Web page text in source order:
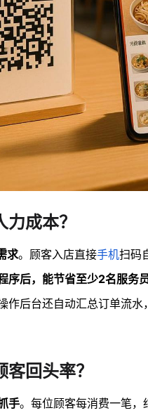
成本？
求。顾客入店直接手机扫码
序后，能节省至少2名服务
作后台还自动汇总订单流
回头率？
手。每位顾客每消费一笔，